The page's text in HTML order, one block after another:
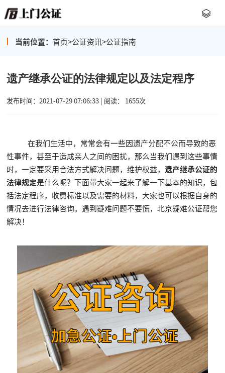
当前位置： 首页>公证资讯>公证指南
遗产继承公证的法律规定以及法定程序
发布时间：2021-07-29 07:06:33 | 阅读： 1655次
在我们生活中，常常会有一些因遗产分配不公而导致的恶
性事件，甚至于造成亲人之间的困扰，那么当我们遇到这些事情
时，一定要采用合法方式解决问题，维护权益，遗产继承公证的
法律规定是什么呢？下面带大家一起来了解一下基本的知识，包
括法定程序，收费标准以及需要的材料，大家也可以根据自身的
情况去进行法律咨询。遇到疑难问题不要慌，北京疑难公证帮您
解决！